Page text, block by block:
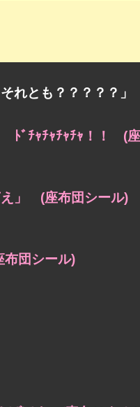
れとも？？？？？」
ﾄﾞﾁｬﾁｬﾁｬﾁｬ！！ (
え」 (座布団シール)
団シール)